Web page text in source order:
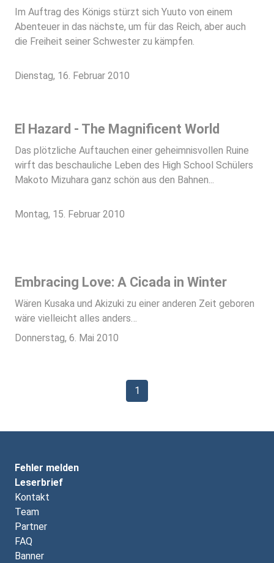
Im Auftrag des Königs stürzt sich Yuuto von einem
Abenteuer in das nächste, um für das Reich, aber auch
die Freiheit seiner Schwester zu kämpfen.
Dienstag, 16. Februar 2010
El Hazard - The Magnificent World
Das plötzliche Auftauchen einer geheimnisvollen Ruine
wirft das beschauliche Leben des High School Schülers
Makoto Mizuhara ganz schön aus den Bahnen...
Montag, 15. Februar 2010
Embracing Love: A Cicada in Winter
Wären Kusaka und Akizuki zu einer anderen Zeit geboren
wäre vielleicht alles anders…
Donnerstag, 6. Mai 2010
1
Fehler melden
Leserbrief
Kontakt
Team
Partner
FAQ
Banner